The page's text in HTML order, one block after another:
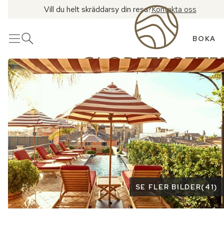
Vill du helt skräddarsy din resa?Kontakta oss
MenyÖppna sök BOKA
Se fler bilder
SE FLER BILDER(41)